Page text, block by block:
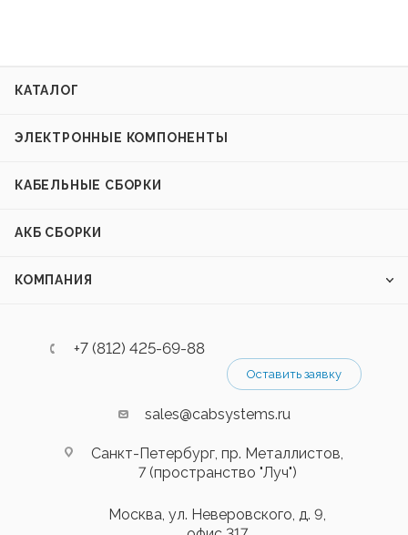
КАТАЛОГ
ЭЛЕКТРОННЫЕ КОМПОНЕНТЫ
КАБЕЛЬНЫЕ СБОРКИ
АКБ СБОРКИ
КОМПАНИЯ
+7 (812) 425-69-88
Оставить заявку
sales@cabsystems.ru
Санкт-Петербург, пр. Металлистов,
7 (пространство "Луч")
Москва, ул. Неверовского, д. 9,